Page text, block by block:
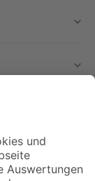
verpassen!